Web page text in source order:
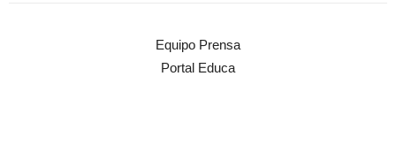
Equipo Prensa
Portal Educa